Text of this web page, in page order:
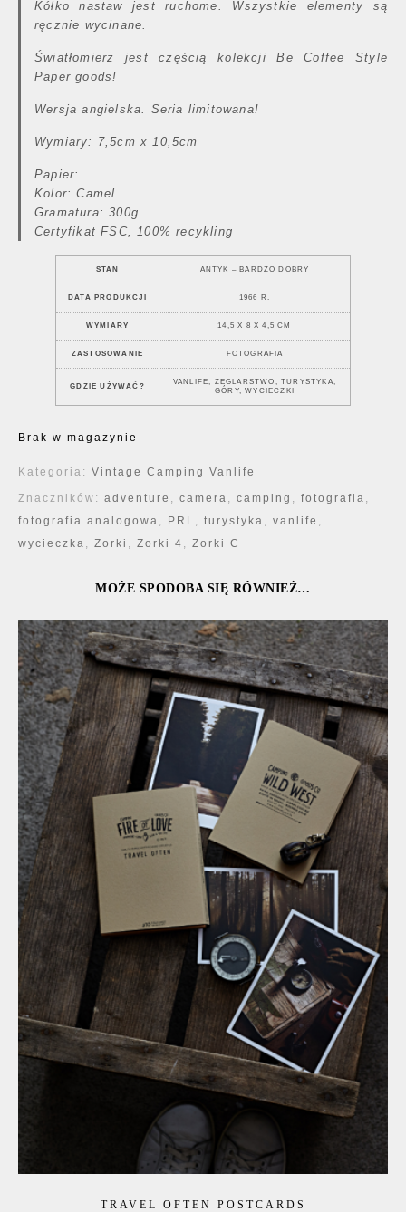
Kółko nastaw jest ruchome. Wszystkie elementy są
ręcznie wycinane.
Światłomierz jest częścią kolekcji Be Coffee Style
Paper goods!
Wersja angielska. Seria limitowana!
Wymiary: 7,5cm x 10,5cm
Papier:
Kolor: Camel
Gramatura: 300g
Certyfikat FSC, 100% recykling
STAN ANTYK – BARDZO DOBRY
DATA PRODUKCJI 1966 R.
WYMIARY 14,5 X 8 X 4,5 CM
ZASTOSOWANIE FOTOGRAFIA
GDZIE UŻYWAĆ?
VANLIFE, ŻEGLARSTWO, TURYSTYKA,
GÓRY, WYCIECZKI
Brak w magazynie
Kategoria: Vintage Camping Vanlife
Znaczników: adventure , camera , camping , fotografia ,
fotografia analogowa , PRL , turystyka , vanlife ,
wycieczka , Zorki , Zorki 4 , Zorki C
MOŻE SPODOBA SIĘ RÓWNIEŻ…
TRAVEL OFTEN POSTCARDS